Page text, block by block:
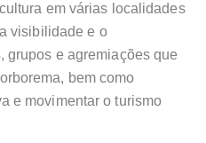
em várias localidades
visibilidade e o
grupos e agremiações que
bem como
e movimentar o turismo